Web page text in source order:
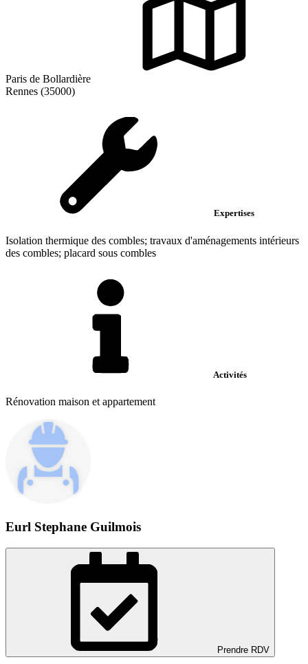
Paris de Bollardière
Rennes (35000)
Expertises
Isolation thermique des combles; travaux d'aménagements intérieurs
des combles; placard sous combles
Activités
Rénovation maison et appartement
Eurl Stephane Guilmois
Prendre RDV